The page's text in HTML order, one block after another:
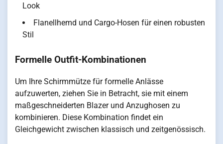
Look
Flanellhemd und Cargo-Hosen für einen robusten
Stil
Formelle Outfit-Kombinationen
Um Ihre Schirmmütze für formelle Anlässe
aufzuwerten, ziehen Sie in Betracht, sie mit einem
maßgeschneiderten Blazer und Anzughosen zu
kombinieren. Diese Kombination findet ein
Gleichgewicht zwischen klassisch und zeitgenössisch.